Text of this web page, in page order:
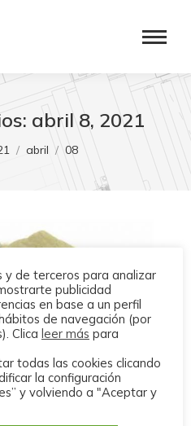
abril 8, 2021
abril 08
con ensacadora,
de áridos
y de terceros para analizar
publicidad
en base a un perfil
de navegación (por
Clica leer más para
todas las cookies clicando
la configuración
y volviendo a "Aceptar y